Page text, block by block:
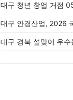
대구 청년 창업 거점
대구 안경산업, 2026
대구 경북 설맞이 우